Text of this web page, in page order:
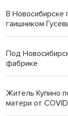
В Новосибирске
гаишником
Под
фабрике
Житель Купино
матери от